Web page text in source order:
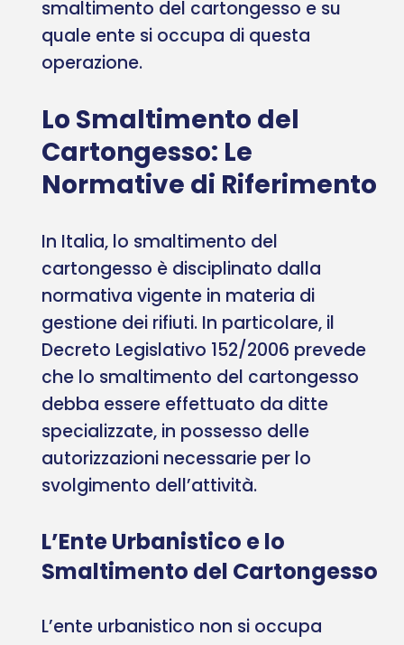
smaltimento del cartongesso e su
quale ente si occupa di questa
operazione.
Lo Smaltimento del
Cartongesso: Le
Normative di Riferimento
In Italia, lo smaltimento del
cartongesso è disciplinato dalla
normativa vigente in materia di
gestione dei rifiuti. In particolare, il
Decreto Legislativo 152/2006 prevede
che lo smaltimento del cartongesso
debba essere effettuato da ditte
specializzate, in possesso delle
autorizzazioni necessarie per lo
svolgimento dell’attività.
L’Ente Urbanistico e lo
Smaltimento del Cartongesso
L’ente urbanistico non si occupa